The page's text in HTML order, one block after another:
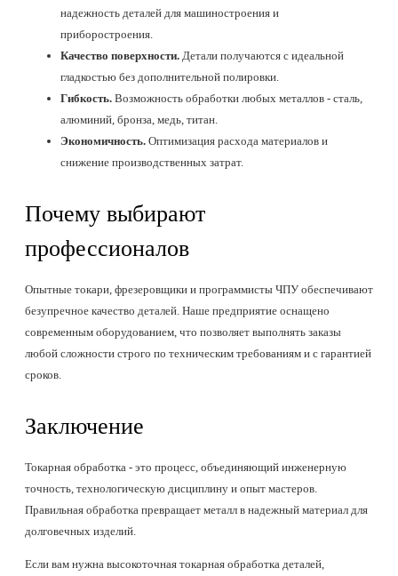
надежность деталей для машиностроения и
приборостроения.
Качество поверхности. Детали получаются с идеальной
гладкостью без дополнительной полировки.
Гибкость. Возможность обработки любых металлов - сталь,
алюминий, бронза, медь, титан.
Экономичность. Оптимизация расхода материалов и
снижение производственных затрат.
Почему выбирают
профессионалов
Опытные токари, фрезеровщики и программисты ЧПУ обеспечивают
безупречное качество деталей. Наше предприятие оснащено
современным оборудованием, что позволяет выполнять заказы
любой сложности строго по техническим требованиям и с гарантией
сроков.
Заключение
Токарная обработка - это процесс, объединяющий инженерную
точность, технологическую дисциплину и опыт мастеров.
Правильная обработка превращает металл в надежный материал для
долговечных изделий.
Если вам нужна высокоточная токарная обработка деталей,